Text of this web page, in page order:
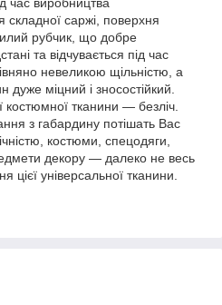
складної саржі, поверхня
рубчик, що добре
та відчувається під час
невеликою щільністю, а
дуже міцний і зносостійкий.
костюмної тканини — безліч.
з габардину потішать Вас
костюми, спецодяги,
декору — далеко не весь
цієї універсальної тканини.